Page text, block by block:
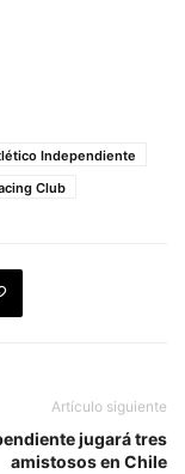
Independiente
Club
Artículo siguiente
jugará tres
amistosos en Chile